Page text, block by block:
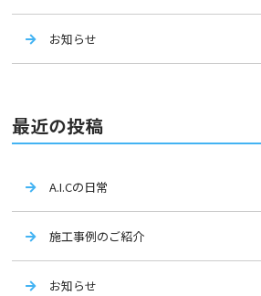
お知らせ
最近の投稿
A.I.Cの日常
施工事例のご紹介
お知らせ